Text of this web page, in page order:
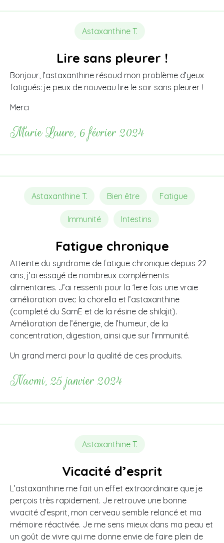
Astaxanthine T.
Lire sans pleurer !
Bonjour, l’astaxanthine résoud mon problème d’yeux
fatigués: je peux de nouveau lire le soir sans pleurer !
Merci
Marie Laure, 6 février 2024
Astaxanthine T. Bien être Fatigue
Immunité Intestins
Fatigue chronique
Atteinte du syndrome de fatigue chronique depuis 22
ans, j’ai essayé de nombreux compléments
alimentaires. J’ai ressenti pour la 1ere fois une vraie
amélioration avec la chorella et l’astaxanthine
(completé du SamE et de la résine de shilajit).
Amélioration de l’énergie, de l’humeur, de la
concentration, digestion, ainsi que sur l’immunité.
Un grand merci pour la qualité de ces produits.
Naomi, 25 janvier 2024
Astaxanthine T.
Vicacité d’esprit
L’astaxanthine me fait un effet extraordinaire que je
perçois très rapidement. Je retrouve une bonne
vivacité d’esprit, mon cerveau semble relancé et ma
mémoire réactivée. Je me sens mieux dans ma peau et
un goût de vivre qui me donne envie de faire plein de